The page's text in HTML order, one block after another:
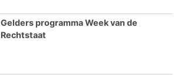
Gelders programma Week van de
Rechtstaat